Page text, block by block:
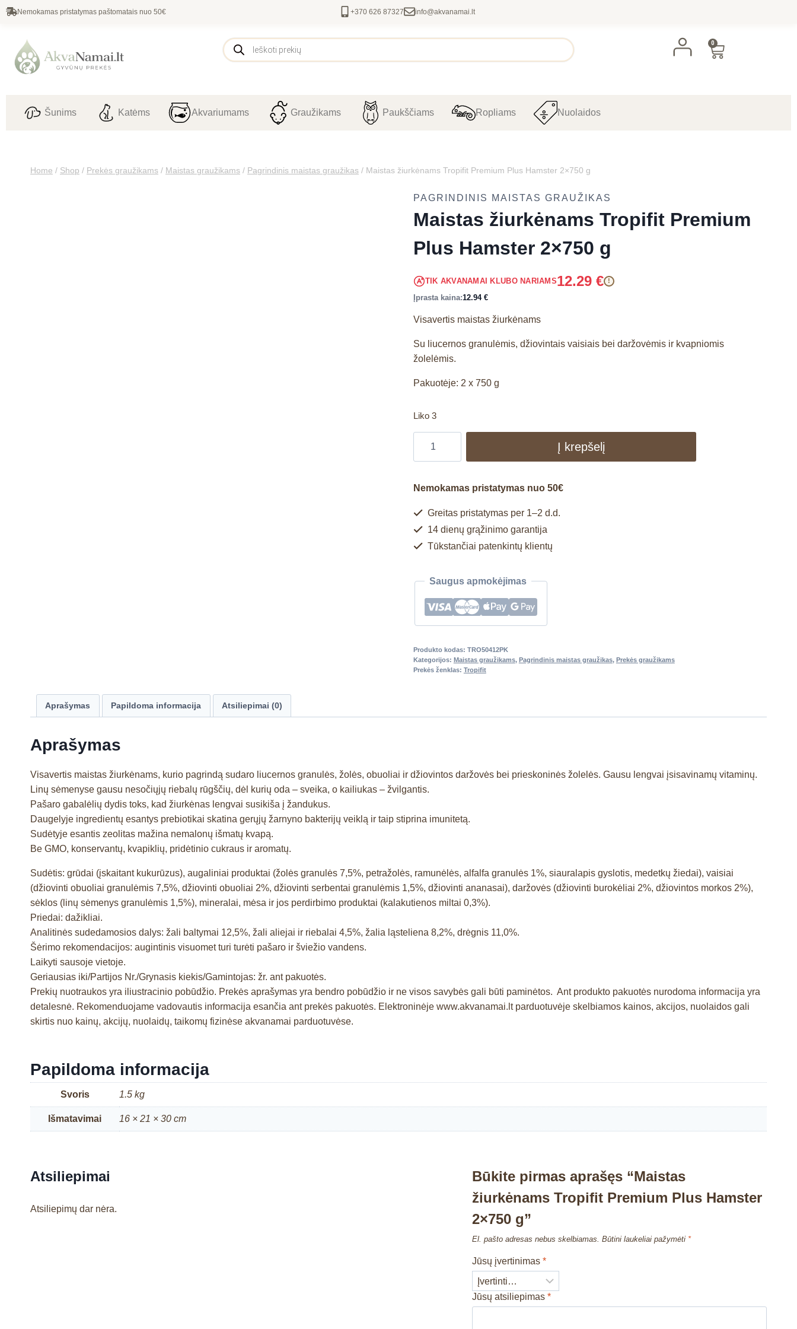
Nemokamas pristatymas paštomatais nuo 50€ +370 626 87327 info@akvanamai.lt
0
Šunims Katėms Akvariumams Graužikams Paukščiams Ropliams Nuolaidos
Home / Shop / Prekės graužikams / Maistas graužikams / Pagrindinis maistas graužikas / Maistas žiurkėnams Tropifit Premium Plus Hamster 2×750 g
PAGRINDINIS MAISTAS GRAUŽIKAS
Maistas žiurkėnams Tropifit Premium
Plus Hamster 2×750 g
TIK AKVANAMAI KLUBO NARIAMS12.29 € !
Įprasta kaina:12.94 €
Visavertis maistas žiurkėnams
Su liucernos granulėmis, džiovintais vaisiais bei daržovėmis ir kvapniomis
žolelėmis.
Pakuotėje: 2 x 750 g
Liko 3
Į krepšelį
Nemokamas pristatymas nuo 50€
Greitas pristatymas per 1–2 d.d.
14 dienų grąžinimo garantija
Tūkstančiai patenkintų klientų
Saugus apmokėjimas
Produkto kodas: TRO50412PK
Kategorijos: Maistas graužikams, Pagrindinis maistas graužikas, Prekės graužikams
Prekės ženklas: Tropifit
Aprašymas Papildoma informacija Atsiliepimai (0)
Aprašymas
Visavertis maistas žiurkėnams, kurio pagrindą sudaro liucernos granulės, žolės, obuoliai ir džiovintos daržovės bei prieskoninės žolelės. Gausu lengvai įsisavinamų vitaminų.
Linų sėmenyse gausu nesočiųjų riebalų rūgščių, dėl kurių oda – sveika, o kailiukas – žvilgantis.
Pašaro gabalėlių dydis toks, kad žiurkėnas lengvai susikiša į žandukus.
Daugelyje ingredientų esantys prebiotikai skatina gerųjų žarnyno bakterijų veiklą ir taip stiprina imunitetą.
Sudėtyje esantis zeolitas mažina nemalonų išmatų kvapą.
Be GMO, konservantų, kvapiklių, pridėtinio cukraus ir aromatų.
Sudėtis: grūdai (įskaitant kukurūzus), augaliniai produktai (žolės granulės 7,5%, petražolės, ramunėlės, alfalfa granulės 1%, siauralapis gyslotis, medetkų žiedai), vaisiai
(džiovinti obuoliai granulėmis 7,5%, džiovinti obuoliai 2%, džiovinti serbentai granulėmis 1,5%, džiovinti ananasai), daržovės (džiovinti burokėliai 2%, džiovintos morkos 2%),
sėklos (linų sėmenys granulėmis 1,5%), mineralai, mėsa ir jos perdirbimo produktai (kalakutienos miltai 0,3%).
Priedai: dažikliai.
Analitinės sudedamosios dalys: žali baltymai 12,5%, žali aliejai ir riebalai 4,5%, žalia ląsteliena 8,2%, drėgnis 11,0%.
Šėrimo rekomendacijos: augintinis visuomet turi turėti pašaro ir šviežio vandens.
Laikyti sausoje vietoje.
Geriausias iki/Partijos Nr./Grynasis kiekis/Gamintojas: žr. ant pakuotės.
Prekių nuotraukos yra iliustracinio pobūdžio. Prekės aprašymas yra bendro pobūdžio ir ne visos savybės gali būti paminėtos. Ant produkto pakuotės nurodoma informacija yra
detalesnė. Rekomenduojame vadovautis informacija esančia ant prekės pakuotės. Elektroninėje www.akvanamai.lt parduotuvėje skelbiamos kainos, akcijos, nuolaidos gali
skirtis nuo kainų, akcijų, nuolaidų, taikomų fizinėse akvanamai parduotuvėse.
Papildoma informacija
Svoris 1.5 kg
Išmatavimai 16 × 21 × 30 cm
Atsiliepimai
Atsiliepimų dar nėra.
Būkite pirmas aprašęs “Maistas
žiurkėnams Tropifit Premium Plus Hamster
2×750 g”
El. pašto adresas nebus skelbiamas. Būtini laukeliai pažymėti *
Jūsų įvertinimas*
Jūsų atsiliepimas*